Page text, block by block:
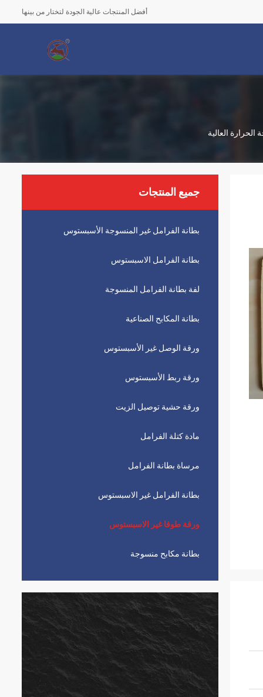
أفضل المنتجات عالية الجودة لتختار من بينها
جميع المنتجات
بطانة الفرامل غير المنسوجة الأسبستوس
بطانة الفرامل الاسبستوس
لفة بطانة الفرامل المنسوجة
بطانة المكابح الصناعية
ورقة الوصل غير الأسبستوس
ورقة ربط الأسبستوس
ورقة حشية توصيل الزيت
مادة كتلة الفرامل
مرساة بطانة الفرامل
بطانة الفرامل غير الاسبستوس
ورقة طوقا غير الاسبستوس
بطانة مكابح منسوجة